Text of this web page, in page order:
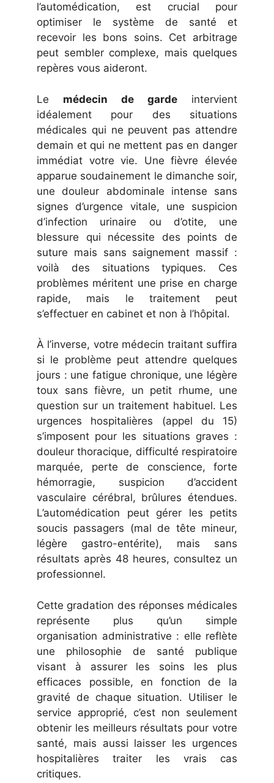
l’automédication, est crucial pour
optimiser le système de santé et
recevoir les bons soins. Cet arbitrage
peut sembler complexe, mais quelques
repères vous aideront.
Le médecin de garde intervient
idéalement pour des situations
médicales qui ne peuvent pas attendre
demain et qui ne mettent pas en danger
immédiat votre vie. Une fièvre élevée
apparue soudainement le dimanche soir,
une douleur abdominale intense sans
signes d’urgence vitale, une suspicion
d’infection urinaire ou d’otite, une
blessure qui nécessite des points de
suture mais sans saignement massif :
voilà des situations typiques. Ces
problèmes méritent une prise en charge
rapide, mais le traitement peut
s’effectuer en cabinet et non à l’hôpital.
À l’inverse, votre médecin traitant suffira
si le problème peut attendre quelques
jours : une fatigue chronique, une légère
toux sans fièvre, un petit rhume, une
question sur un traitement habituel. Les
urgences hospitalières (appel du 15)
s’imposent pour les situations graves :
douleur thoracique, difficulté respiratoire
marquée, perte de conscience, forte
hémorragie, suspicion d’accident
vasculaire cérébral, brûlures étendues.
L’automédication peut gérer les petits
soucis passagers (mal de tête mineur,
légère gastro-entérite), mais sans
résultats après 48 heures, consultez un
professionnel.
Cette gradation des réponses médicales
représente plus qu’un simple
organisation administrative : elle reflète
une philosophie de santé publique
visant à assurer les soins les plus
efficaces possible, en fonction de la
gravité de chaque situation. Utiliser le
service approprié, c’est non seulement
obtenir les meilleurs résultats pour votre
santé, mais aussi laisser les urgences
hospitalières traiter les vrais cas
critiques.